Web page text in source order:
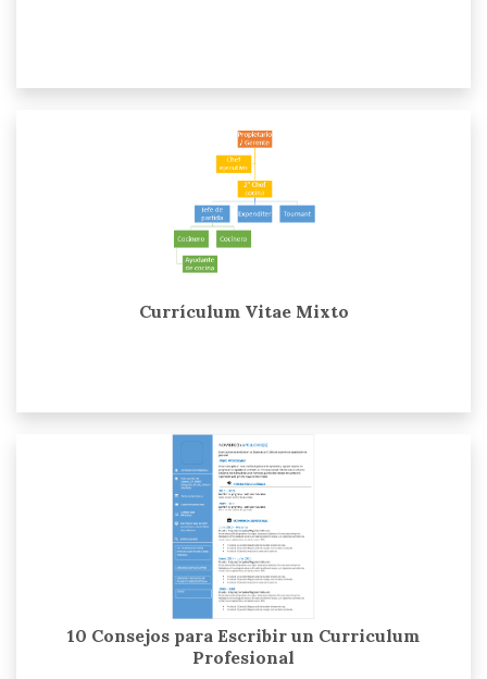
Currículum Vitae Mixto
10 Consejos para Escribir un Curriculum
Profesional